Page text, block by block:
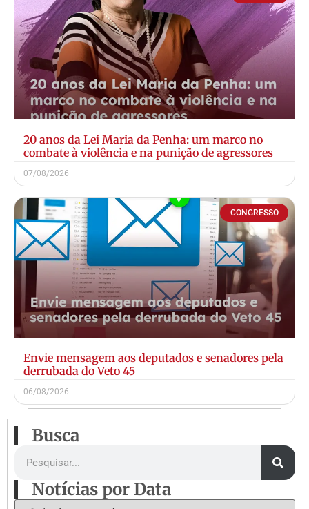
20 anos da Lei Maria da Penha: um marco no
combate à violência e na punição de agressores
07/08/2026
CONGRESSO
Envie mensagem aos deputados e senadores pela
derrubada do Veto 45
06/08/2026
Busca
Notícias por Data